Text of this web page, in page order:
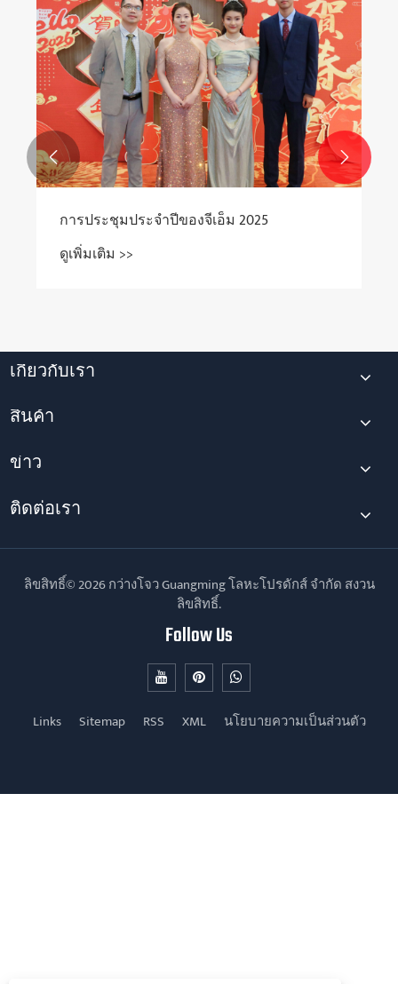
แผ่นอุปกรณ์เสริมสำหรับเปลี่ยนเครื่องบดเนื้อ
ในครัวเรือน
ดูเพิ่มเติม >>
 
เกี่ยวกับเรา
สินค้า
ข่าว
ติดต่อเรา
ลิขสิทธิ์© 2026 กว่างโจว Guangming โลหะโปรดักส์ จำกัด สงวน
ลิขสิทธิ์.
Follow Us
Links Sitemap RSS XML นโยบายความเป็นส่วนตัว